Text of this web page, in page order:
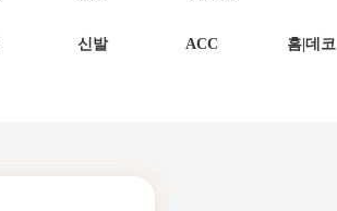
신발 ACC 홈|데코